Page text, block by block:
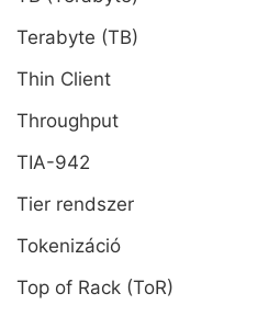
Terabyte (TB)
Thin Client
Throughput
TIA-942
Tier rendszer
Tokenizáció
Top of Rack (ToR)